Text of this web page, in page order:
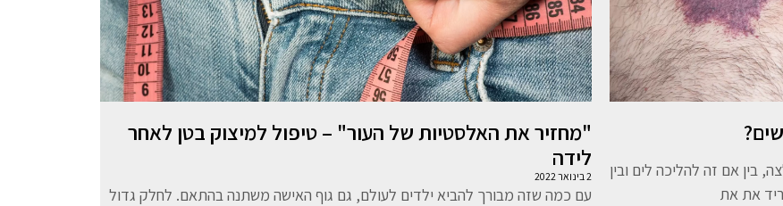
בין אם זה להליכה לים ובין
את את
"מחזיר את האלסטיות של העור" – טיפול למיצוק בטן לאחר
לידה
2 בינואר 2022
עם כמה שזה מבורך להביא ילדים לעולם, גם גוף האישה משתנה בהתאם. לחלק גדול